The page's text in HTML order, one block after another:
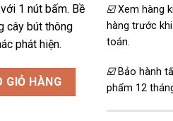
₫1.500.000.
1 nút bấm. Bề
cây bút thông
phát hiện.
cấp có lọc âm số lượng
GIỎ HÀNG
☑️Xem hàng
hàng trước
toán.
☑️ Bảo hành
phẩm 12